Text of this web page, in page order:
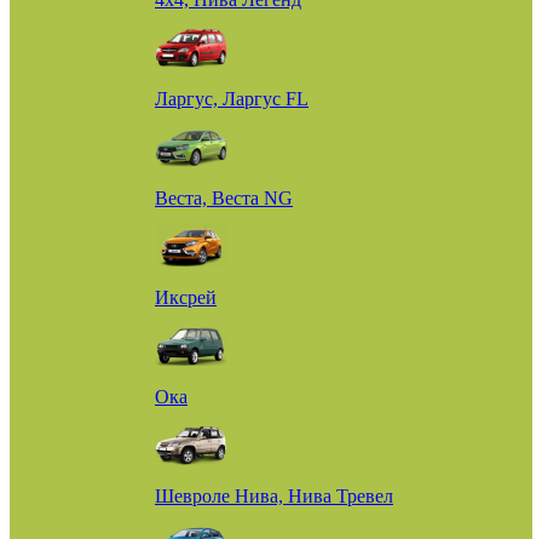
Ларгус, Ларгус FL
Веста, Веста NG
Иксрей
Ока
Шевроле Нива, Нива Тревел